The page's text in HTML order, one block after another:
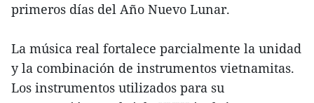
primeros días del Año Nuevo Lunar.
La música real fortalece parcialmente la unidad
y la combinación de instrumentos vietnamitas.
Los instrumentos utilizados para su